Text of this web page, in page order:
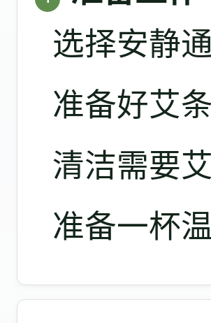
选择安静
准备好艾
清洁需要
准备一杯